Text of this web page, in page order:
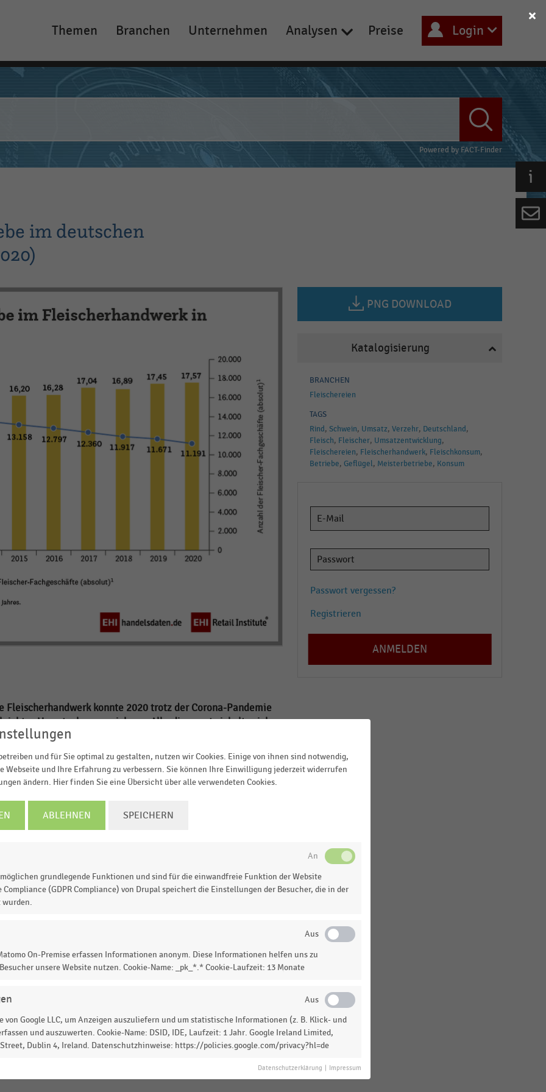
Main
navigation
Themen Branchen Unternehmen Analysen Preise Login
Powered by FACT-Finder
im deutschen
konnte 2020 trotz der Corona-Pandemie
Umsatzplus verzeichnen. Allerdings entwickelte sich
Das meldet der Deutsche Fleischer-Verband e.V.
Jahr einenGesamtumsatz von 17,57 Milliarden Euro
von 3,3 Prozent schließt die Branche das erste Corona-Jahr
zum Vorjahr ab.
binnen Jahresfrist um 6,1 Prozent gestiegenen
anderen auf die Auswirkungen der Corona-Pandemie
einer Umsatzumverteilung zwischen den Absatzwegen in
Homeoffice führten zu einer gestiegenen
Verzehr. Der Thekenverkauf in den ortsnahen
während die Branche beim Imbiss- und
und dem Lebensmitteleinzelhandel deutliche
bildet den Umsatzschwerpunkt der Branche. Im Vor-
Euro 57,2 Prozent des Gesamtumsatzes aus. Der
Heißer Theke kommen zusammen auf einen Umsatz von
Fleischerhandwerk19.494 Betriebstätten, 11.191
zurück. In den letzten zehn Jahren sind mehr als 4.000
PNG DOWNLOAD
Katalogisierung
BRANCHEN
Fleischereien
TAGS
Rind Schwein Umsatz Verzehr Deutschland
Fleisch Fleischer Umsatzentwicklung
Fleischereien Fleischerhandwerk Fleischkonsum
Betriebe Geflügel Meisterbetriebe Konsum
Passwort vergessen?
Registrieren
und für Sie optimal zu gestalten, nutzen wir Cookies. Einige von ihnen sind notwendig,
Webseite und Ihre Erfahrung zu verbessern. Sie können Ihre Einwilligung jederzeit widerrufen
ändern. Hier finden Sie eine Übersicht über alle verwendeten Cookies.
ABLEHNEN SPEICHERN
grundlegende Funktionen und sind für die einwandfreie Funktion der Website
(GDPR Compliance) von Drupal speichert die Einstellungen der Besucher, die in der
wurden.
On-Premise erfassen Informationen anonym. Diese Informationen helfen uns zu
unsere Website nutzen. Cookie-Name: _pk_*.* Cookie-Laufzeit: 13 Monate
von Google LLC, um Anzeigen auszuliefern und um statistische Informationen (z. B. Klick- und
und auszuwerten. Cookie-Name: DSID, IDE, Laufzeit: 1 Jahr. Google Ireland Limited,
Street, Dublin 4, Ireland. Datenschutzhinweise: https://policies.google.com/privacy?hl=de
Datenschutzerklärung Impressum